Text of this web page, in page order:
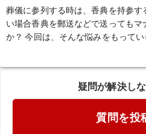
葬儀に参列する時は、香典を持参
い場合香典を郵送などで送ってもマ
か？ 今回は、そんな悩みをもっていらっしゃる質問者をピックアッ
疑問が解決し
質問を投